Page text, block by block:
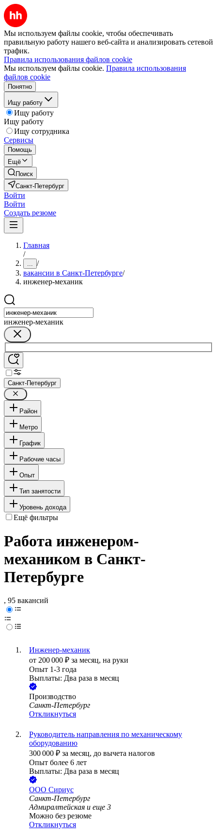
Мы используем файлы cookie, чтобы обеспечивать
правильную работу нашего веб-сайта и анализировать сетевой
трафик.
Правила использования файлов cookie
Мы используем файлы cookie. Правила использования
файлов cookie
Понятно
Ищу работу
Ищу работу
Ищу работу
Ищу сотрудника
Сервисы
Помощь
Ещё
Поиск
Санкт-Петербург
Войти
Войти
Создать резюме
Главная
/
... /
вакансии в Санкт-Петербурге/
инженер-механик
инженер-механик
Санкт-Петербург
Район
Метро
График
Рабочие часы
Опыт
Тип занятости
Уровень дохода
Ещё фильтры
Работа инженером-
механиком в Санкт-
Петербурге
, 95 вакансий
Инженер-механик
от 200 000 ₽ за месяц, на руки
Опыт 1-3 года
Выплаты: Два раза в месяц
Производство
Санкт-Петербург
Откликнуться
Руководитель направления по механическому
оборудованию
300 000 ₽ за месяц, до вычета налогов
Опыт более 6 лет
Выплаты: Два раза в месяц
ООО Сириус
Санкт-Петербург
Адмиралтейская и еще 3
Можно без резюме
Откликнуться